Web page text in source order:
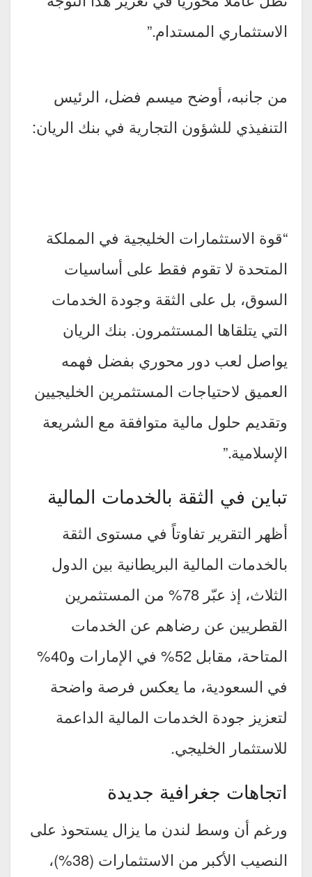
الاستثماري المستدام.”
من جانبه، أوضح ميسم فضل، الرئيس
التنفيذي للشؤون التجارية في بنك الريان:
“قوة الاستثمارات الخليجية في المملكة
المتحدة لا تقوم فقط على أساسيات
السوق، بل على الثقة وجودة الخدمات
التي يتلقاها المستثمرون. بنك الريان
يواصل لعب دور محوري بفضل فهمه
العميق لاحتياجات المستثمرين الخليجيين
وتقديم حلول مالية متوافقة مع الشريعة
الإسلامية.”
تباين في الثقة بالخدمات المالية
أظهر التقرير تفاوتاً في مستوى الثقة
بالخدمات المالية البريطانية بين الدول
الثلاث، إذ عبّر 78% من المستثمرين
القطريين عن رضاهم عن الخدمات
المتاحة، مقابل 52% في الإمارات و40%
في السعودية، ما يعكس فرصة واضحة
لتعزيز جودة الخدمات المالية الداعمة
للاستثمار الخليجي.
اتجاهات جغرافية جديدة
ورغم أن وسط لندن ما يزال يستحوذ على
النصيب الأكبر من الاستثمارات (38%)،